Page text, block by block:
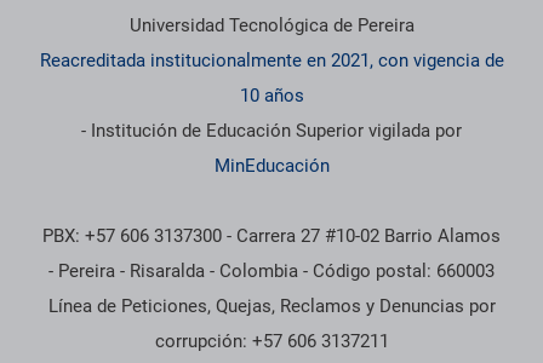
Información institucional
Universidad Tecnológica de Pereira
Reacreditada institucionalmente en 2021, con vigencia de
10 años
- Institución de Educación Superior vigilada por
MinEducación
PBX: +57 606 3137300 - Carrera 27 #10-02 Barrio Alamos
- Pereira - Risaralda - Colombia - Código postal: 660003
Línea de Peticiones, Quejas, Reclamos y Denuncias por
corrupción: +57 606 3137211